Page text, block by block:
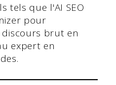
tels que l'AI SEO
pour
brut en
expert en